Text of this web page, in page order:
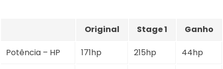
Original Stage 1 Ganho
Potência – HP 171hp 215hp 44hp